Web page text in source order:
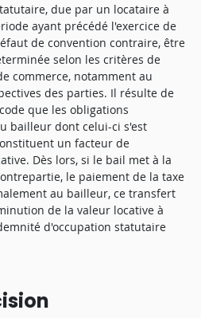
due par un locataire à
ayant précédé l'exercice de
de convention contraire, être
selon les critères de
commerce, notamment au
des parties. Il résulte de
que les obligations
bailleur dont celui-ci s'est
un facteur de
Dès lors, si le bail met à la
le paiement de la taxe
au bailleur, ce transfert
de la valeur locative à
d'occupation statutaire